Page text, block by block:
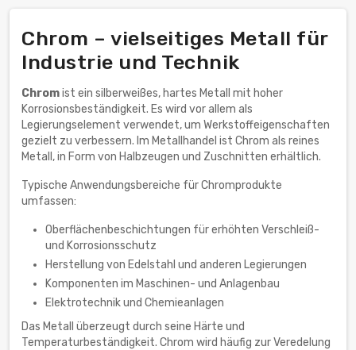
Chrom – vielseitiges Metall für
Industrie und Technik
Chromist ein silberweißes, hartes Metall mit hoher
Korrosionsbeständigkeit. Es wird vor allem als
Legierungselement verwendet, um Werkstoffeigenschaften
gezielt zu verbessern. Im Metallhandel ist Chrom als reines
Metall, in Form von Halbzeugen und Zuschnitten erhältlich.
Typische Anwendungsbereiche für Chromprodukte
umfassen:
Oberflächenbeschichtungen für erhöhten Verschleiß-
und Korrosionsschutz
Herstellung von Edelstahl und anderen Legierungen
Komponenten im Maschinen- und Anlagenbau
Elektrotechnik und Chemieanlagen
Das Metall überzeugt durch seine Härte und
Temperaturbeständigkeit. Chrom wird häufig zur Veredelung